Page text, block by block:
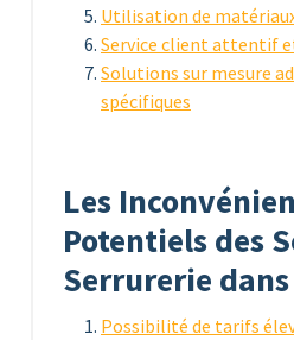
Utilisation de
Service client attentif
Solutions sur mesure
spécifiques
Les
Potentiels des
Serrurerie
Possibilité de tarifs